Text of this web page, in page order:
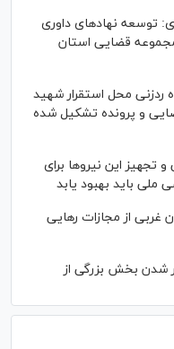
توسعه نهاد‌های داوری
قضایی استان
ردزنی محل استقرار شهید
و پرونده تشکیل شده
این نیرو‌ها برای
ملی باید بهبود یابد
از مجازات رهایی
شدن بخش بزرگی از